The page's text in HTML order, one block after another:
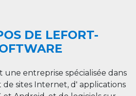
DE LEFORT-
une entreprise spécialisée dans
sites Internet, d' applications